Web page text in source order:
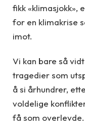
fikk «klimasjokk»,
for en klimakrise
imot.
Vi kan bare så
tragedier som
å si århundrer,
voldelige
få som overlevde.